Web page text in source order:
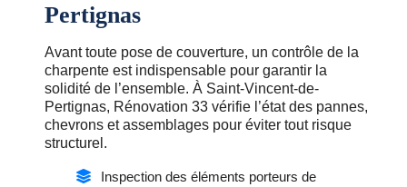
Pertignas
Avant toute pose de couverture, un contrôle de la
charpente est indispensable pour garantir la
solidité de l’ensemble. À Saint-Vincent-de-
Pertignas, Rénovation 33 vérifie l’état des pannes,
chevrons et assemblages pour éviter tout risque
structurel.
Inspection des éléments porteurs de